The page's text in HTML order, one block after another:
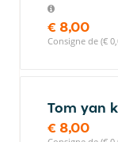
€ 8,00
Consigne de (€
Tom yan
€ 8,00